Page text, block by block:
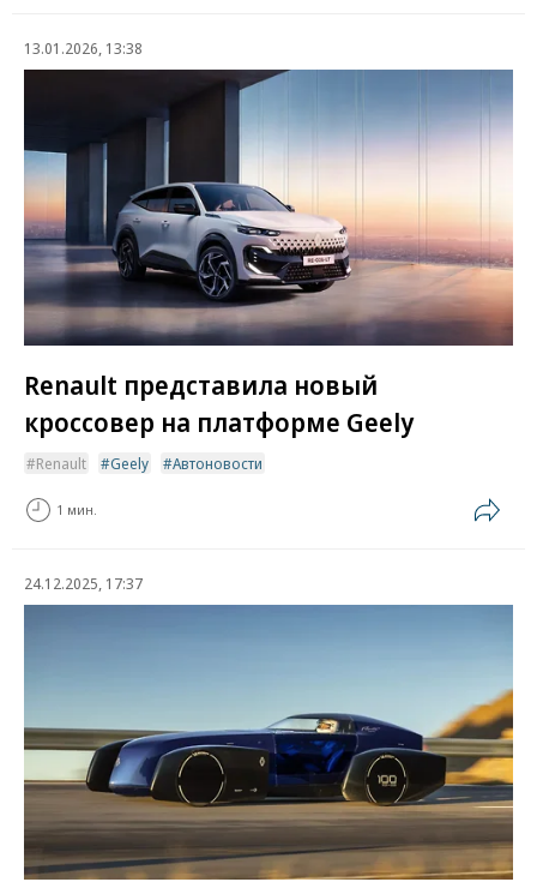
13.01.2026, 13:38
Renault представила новый
кроссовер на платформе Geely
Renault Geely Автоновости
1 мин.
24.12.2025, 17:37